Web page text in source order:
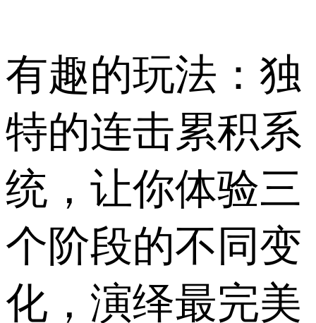
有趣的玩法：独
特的连击累积系
统，让你体验三
个阶段的不同变
化，演绎最完美